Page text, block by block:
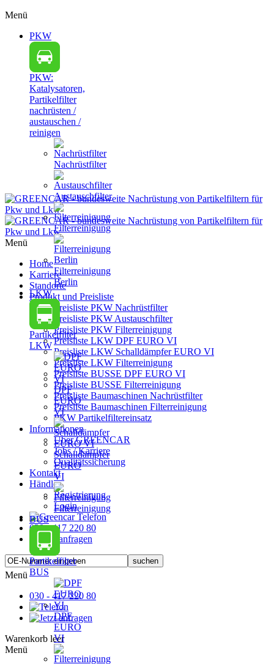
Menü
PKW
PKW:
Katalysatoren,
Partikelfilter
nachrüsten /
austauschen /
reinigen
Nachrüstfilter
Austauschfilter
Filterreinigung
Filterreinigung
Berlin
LKW
Partikelfilter
LKW
DPF
EURO
VI
Schalldämpfer
EURO
VI
Filterreinigung
BUS
Partikelfilter
BUS
DPF
EURO
VI
Menü
Home
Karriere
Standorte
Produkt und Preisliste
Preisliste PKW Nachrüstfilter
Preisliste PKW Austauschfilter
Preisliste PKW Filterreinigung
Preisliste LKW DPF EURO VI
Preisliste LKW Schalldämpfer EURO VI
Preisliste LKW Filterreinigung
Preisliste BUSSE DPF EURO VI
Preisliste BUSSE Filterreinigung
Preisliste Baumaschinen Nachrüstfilter
Preisliste Baumaschinen Filterreinigung
PKW Partikelfiltereinsatz
Informationen
Über GREENCAR
Jobs / Karriere
Qualitätssicherung
Kontakt
Händler
Registrierung
Login
030 - 417 220 80
Menü
030 - 417 220 80
Warenkorb leer
Menü